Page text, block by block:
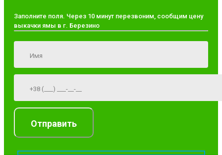
Заполните поля. Через 10 минут перезвоним, сообщим цену
выкачки ямы в г. Березино